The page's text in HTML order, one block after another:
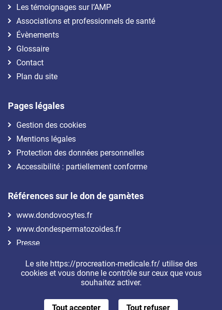
Le site https://procreation-medicale.fr/ utilise des
cookies et vous donne le contrôle sur ceux que vous
souhaitez activer.
Tout accepter Tout refuser
Les témoignages sur l’AMP
Associations et professionnels de santé
Évènements
Glossaire
Contact
Plan du site
Pages légales
Gestion des cookies
Mentions légales
Protection des données personnelles
Accessibilité : partiellement conforme
Références sur le don de gamètes
www.dondovocytes.fr
www.dondespermatozoides.fr
Presse
Nous suivre